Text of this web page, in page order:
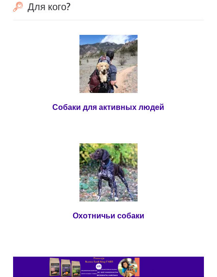
Для кого?
Собаки для активных людей
Охотничьи собаки